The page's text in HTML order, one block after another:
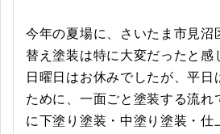
今年の夏場に、さいたま市見沼
替え塗装は特に大変だったと感
日曜日はお休みでしたが、平日
ために、一面ごと塗装する流れ
に下塗り塗装・中塗り塗装・仕